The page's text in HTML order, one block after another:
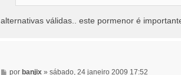
alternativas válidas.. este pormenor é
M
porbanjix »sábado, 24 janeiro 2009 17:52